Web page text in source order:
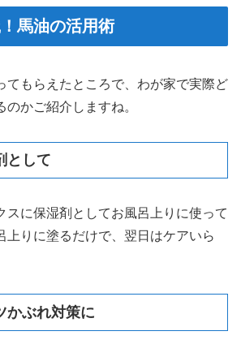
馬油の活用術
てもらえたところで、わが家で実際ど
のかご紹介しますね。
として
スに保湿剤としてお風呂上りに使って
上りに塗るだけで、翌日はケアいら
ぶれ対策に